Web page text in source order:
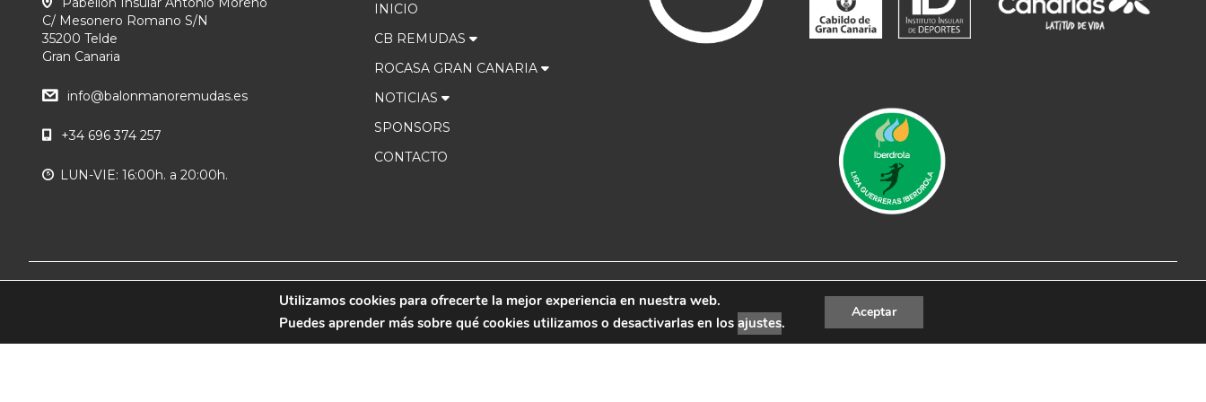
C/ Mesonero Romano S/N
35200 Telde
Gran Canaria
info@balonmanoremudas.es
+34 696 374 257
LUN-VIE: 16:00h. a 20:00h.
INICIO
CB REMUDAS
ROCASA GRAN CANARIA
NOTICIAS
SPONSORS
CONTACTO
© 2019 CB Remudas - Desarrollado por3COM Marketing |Política de Privacidad
Utilizamos cookies para ofrecerte la mejor experiencia en nuestra web.
Puedes aprender más sobre qué cookies utilizamos o desactivarlas en los ajustes.
Aceptar